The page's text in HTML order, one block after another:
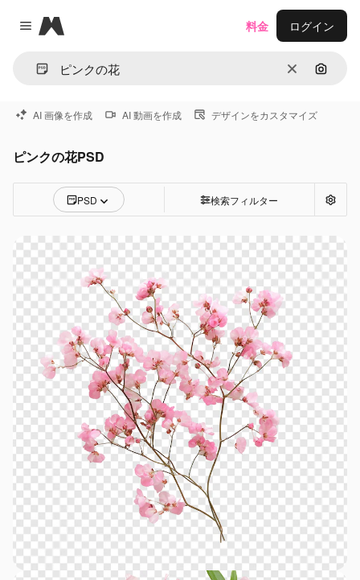
Close menu
Magnific
消去 画像で
料金 ログイン
AI 画像を作成 AI 動画を作成 デザインをカスタマイズ
ピンクの花PSD
PSD 検索フィルター